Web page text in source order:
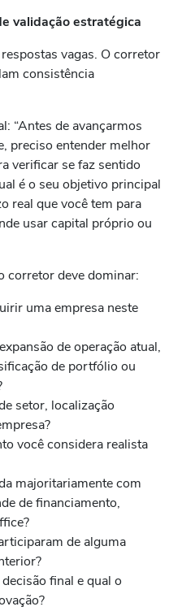
validação estratégica
vagas. O corretor
consistência
“Antes de avançarmos
preciso entender melhor
verificar se faz sentido
é o seu objetivo principal
real que você tem para
usar capital próprio ou
corretor deve dominar:
uma empresa neste
de operação atual,
de portfólio ou
setor, localização
você considera realista
majoritariamente com
de financiamento,
de alguma
final e qual o